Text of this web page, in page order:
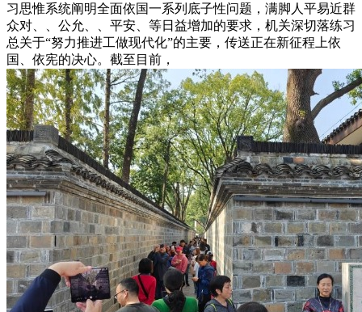
习思惟系统阐明全面依国一系列底子性问题，满脚人平易近群
众对、、公允、、平安、等日益增加的要求，机关深切落练习
总关于“努力推进工做现代化”的主要，传送正在新征程上依
国、依宪的决心。截至目前，